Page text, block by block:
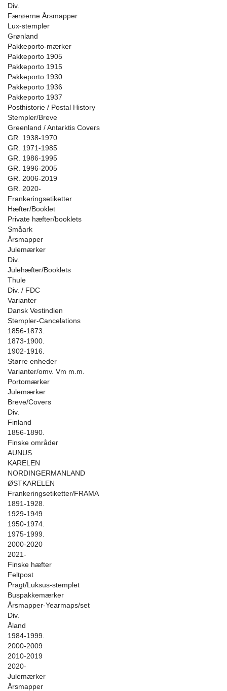
Div.
Færøerne Årsmapper
Lux-stempler
Grønland
Pakkeporto-mærker
Pakkeporto 1905
Pakkeporto 1915
Pakkeporto 1930
Pakkeporto 1936
Pakkeporto 1937
Posthistorie / Postal History
Stempler/Breve
Greenland / Antarktis Covers
GR. 1938-1970
GR. 1971-1985
GR. 1986-1995
GR. 1996-2005
GR. 2006-2019
GR. 2020-
Frankeringsetiketter
Hæfter/Booklet
Private hæfter/booklets
Småark
Årsmapper
Julemærker
Div.
Julehæfter/Booklets
Thule
Div. / FDC
Varianter
Dansk Vestindien
Stempler-Cancelations
1856-1873.
1873-1900.
1902-1916.
Større enheder
Varianter/omv. Vm m.m.
Portomærker
Julemærker
Breve/Covers
Div.
Finland
1856-1890.
Finske områder
AUNUS
KARELEN
NORDINGERMANLAND
ØSTKARELEN
Frankeringsetiketter/FRAMA
1891-1928.
1929-1949
1950-1974.
1975-1999.
2000-2020
2021-
Finske hæfter
Feltpost
Pragt/Luksus-stemplet
Buspakkemærker
Årsmapper-Yearmaps/set
Div.
Åland
1984-1999.
2000-2009
2010-2019
2020-
Julemærker
Årsmapper